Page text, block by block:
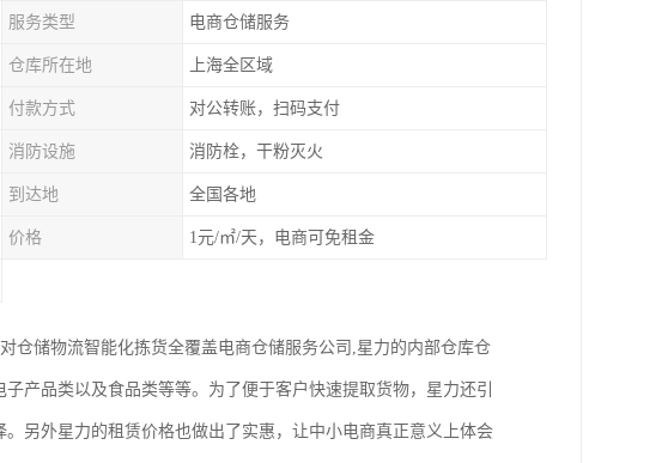
服务类型 电商仓储服务
仓库所在地 上海全区域
付款方式 对公转账，扫码支付
消防设施 消防栓，干粉灭火
到达地 全国各地
价格 1元/㎡/天，电商可免租金
仓储物流智能化拣货全覆盖电商仓储服务公司,星力的内部仓库仓
产品类以及食品类等等。为了便于客户快速提取货物，星力还引
另外星力的租赁价格也做出了实惠，让中小电商真正意义上体会